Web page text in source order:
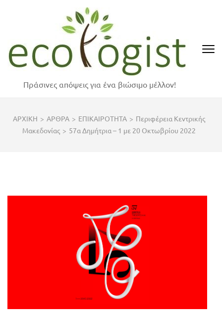
Enter)
Πράσινες απόψεις για ένα βιώσιμο μέλλον!
ΑΡΧΙΚΗ > ΑΡΘΡΑ > ΕΠΙΚΑΙΡΟΤΗΤΑ > Περιφέρεια Κεντρικής
Μακεδονίας > 57α Δημήτρια – 1 με 20 Οκτωβρίου 2022